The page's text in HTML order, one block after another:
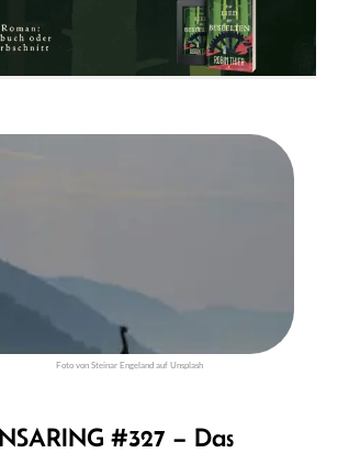
Foto von Steinar Engeland auf Unsplash
#327 – Das